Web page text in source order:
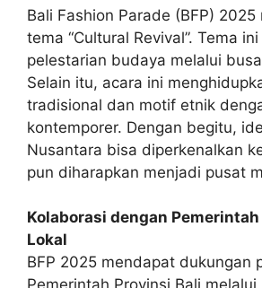
Bali Fashion Parade (BFP) 2025
tema “Cultural Revival”. Tema
pelestarian budaya melalui
Selain itu, acara ini
tradisional dan motif etnik
kontemporer. Dengan begitu,
Nusantara bisa diperkenalkan
pun diharapkan menjadi pusat
Kolaborasi dengan Pemerintah
Lokal
BFP 2025 mendapat dukungan